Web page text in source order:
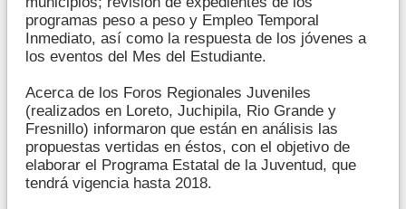
programas peso a peso y Empleo Temporal
Inmediato, así como la respuesta de los jóvenes a
los eventos del Mes del Estudiante.
Acerca de los Foros Regionales Juveniles
(realizados en Loreto, Juchipila, Rio Grande y
Fresnillo) informaron que están en análisis las
propuestas vertidas en éstos, con el objetivo de
elaborar el Programa Estatal de la Juventud, que
tendrá vigencia hasta 2018.